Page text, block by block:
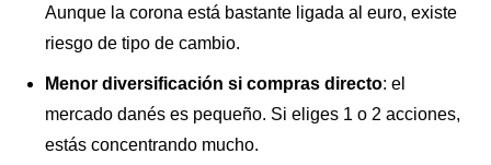
Aunque la corona está bastante ligada al euro, existe
riesgo de tipo de cambio.
Menor diversificación si compras directo: el
mercado danés es pequeño. Si eliges 1 o 2 acciones,
estás concentrando mucho.